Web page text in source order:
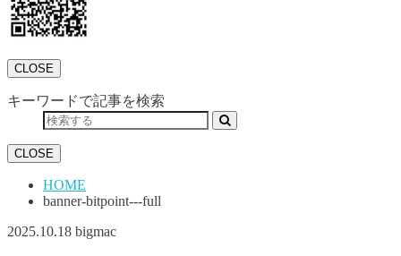
CLOSE
キーワードで記事を検索
CLOSE
HOME
banner-bitpoint---full
2025.10.18 bigmac